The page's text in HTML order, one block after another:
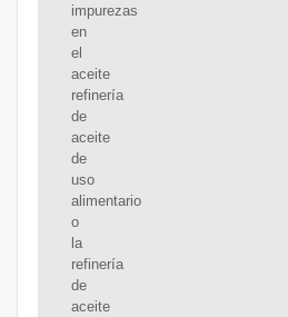
impurezas
en
el
aceite
refinería
de
aceite
de
uso
alimentario
o
la
refinería
de
aceite